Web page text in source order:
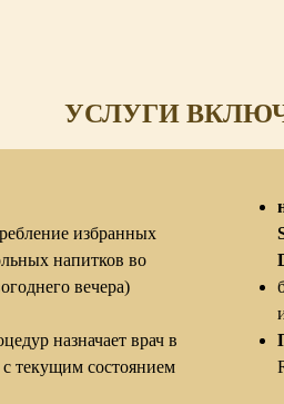
УСЛУГИ
избранных
напитков во
вечера)
назначает врач в
с текущим состоянием